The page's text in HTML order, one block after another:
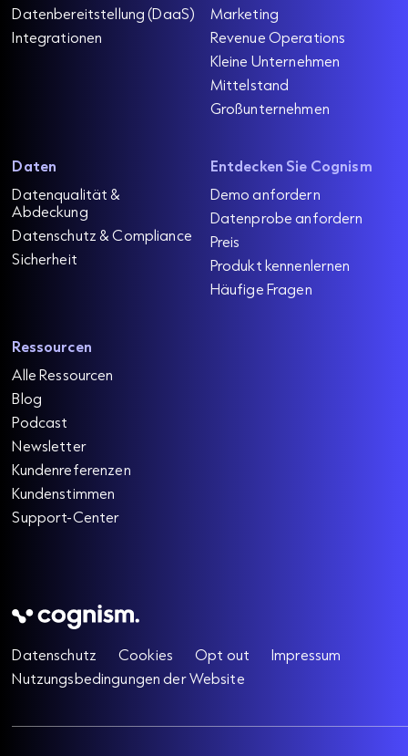
Datenbereitstellung (DaaS)
Integrationen
Marketing
Revenue Operations
Kleine Unternehmen
Mittelstand
Großunternehmen
Daten
Datenqualität &
Abdeckung
Datenschutz & Compliance
Sicherheit
Entdecken Sie Cognism
Demo anfordern
Datenprobe anfordern
Preis
Produkt kennenlernen
Häufige Fragen
Ressourcen
Alle Ressourcen
Blog
Podcast
Newsletter
Kundenreferenzen
Kundenstimmen
Support-Center
Datenschutz Cookies Opt out
Impressum
Nutzungsbedingungen der Website